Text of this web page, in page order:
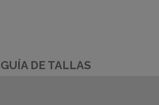
GUÍA DE TALLAS